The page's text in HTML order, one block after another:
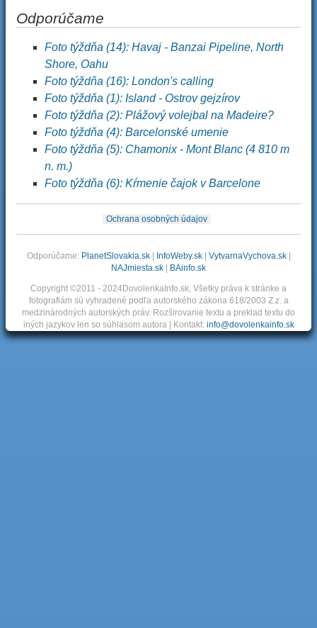
Odporúčame
Foto týždňa (14): Havaj - Banzai Pipeline, North
Shore, Oahu
Foto týždňa (16): London's calling
Foto týždňa (1): Island - Ostrov gejzírov
Foto týždňa (2): Plážový volejbal na Madeire?
Foto týždňa (4): Barcelonské umenie
Foto týždňa (5): Chamonix - Mont Blanc (4 810 m
n. m.)
Foto týždňa (6): Kŕmenie čajok v Barcelone
Ochrana osobných údajov
Odporúčame: PlanetSlovakia.sk| InfoWeby.sk| VytvarnaVychova.sk|
NAJmiesta.sk
BAinfo.sk
Copyright ©2011 - 2024DovolenkaInfo.sk, Všetky práva k stránke a
fotografiám sú vyhradené podľa autorského zákona 618/2003 Z.z. a
medzinárodných autorských práv. Rozširovanie textu a preklad textu do
iných jazykov len so súhlasom autora | Kontakt: info@dovolenkainfo.sk